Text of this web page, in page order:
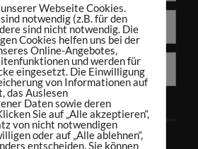
Webseite Cookies.
notwendig (z.B. für den
sind nicht notwendig. Die
Cookies helfen uns bei der
Online-Angebotes,
und werden für
eingesetzt. Die Einwilligung
von Informationen auf
das Auslesen
Daten sowie deren
Sie auf „Alle akzeptieren“,
von nicht notwendigen
oder auf „Alle ablehnen“,
entscheiden. Sie können